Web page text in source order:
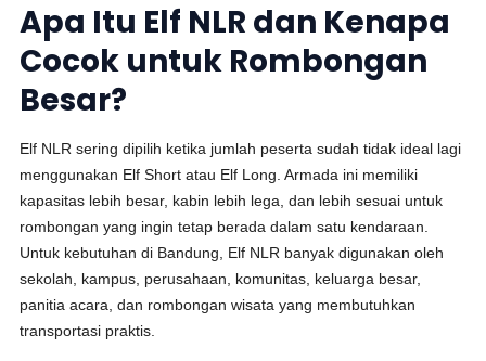
Apa Itu Elf NLR dan Kenapa
Cocok untuk Rombongan
Besar?
Elf NLR sering dipilih ketika jumlah peserta sudah tidak ideal lagi
menggunakan Elf Short atau Elf Long. Armada ini memiliki
kapasitas lebih besar, kabin lebih lega, dan lebih sesuai untuk
rombongan yang ingin tetap berada dalam satu kendaraan.
Untuk kebutuhan di Bandung, Elf NLR banyak digunakan oleh
sekolah, kampus, perusahaan, komunitas, keluarga besar,
panitia acara, dan rombongan wisata yang membutuhkan
transportasi praktis.